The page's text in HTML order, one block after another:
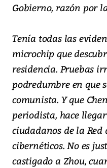
Gobierno, razón por
Tenía todas las
microchip que
residencia. Pruebas
podredumbre en que
comunista. Y que
periodista, hace
ciudadanos de la Red
cibernéticos. No es
castigado a Zhou,